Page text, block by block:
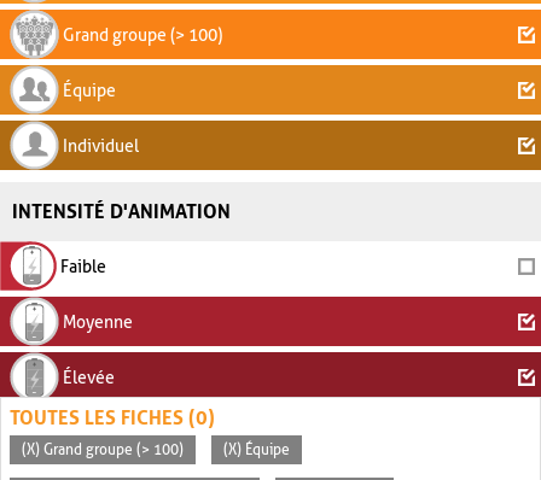
Grand groupe (> 100)
Équipe
Individuel
INTENSITÉ D'ANIMATION
Faible
Moyenne
Élevée
TOUTES LES FICHES (0)
(X) Grand groupe (> 100) (X) Équipe